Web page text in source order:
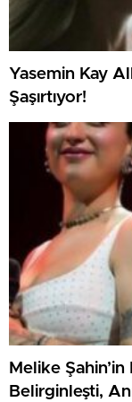
Yasemin Kay
Şaşırtıyor!
Melike
Belirginleşti,